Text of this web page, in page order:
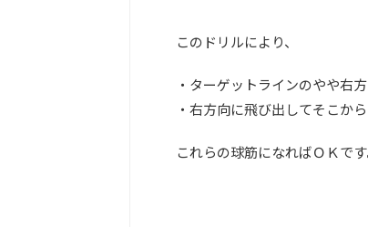
このドリルにより、
・ターゲットラインのやや右
・右方向に飛び出してそこか
これらの球筋になればＯＫです